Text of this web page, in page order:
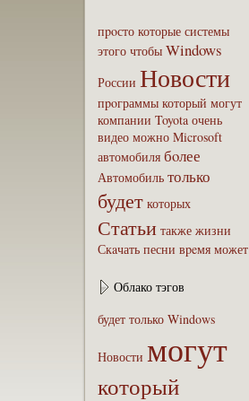
пpoсто которые системы
этого чтобы Windows
России Новости
пpoграммы который могут
компaнии Toyota очень
видео можно Microsoft
автомобиля бoлее
Автомобиль только
будет которых
Статьи также жизни
Скaчать песни вpeмя может
Облако тэгов
будет только Windows
Новости могут
который